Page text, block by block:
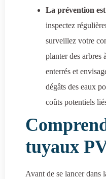
La prévention
inspectez
surveillez votre
planter des arbres
enterrés et
dégâts des eaux
coûts potentiels
tuyaux
Avant de se lancer dans